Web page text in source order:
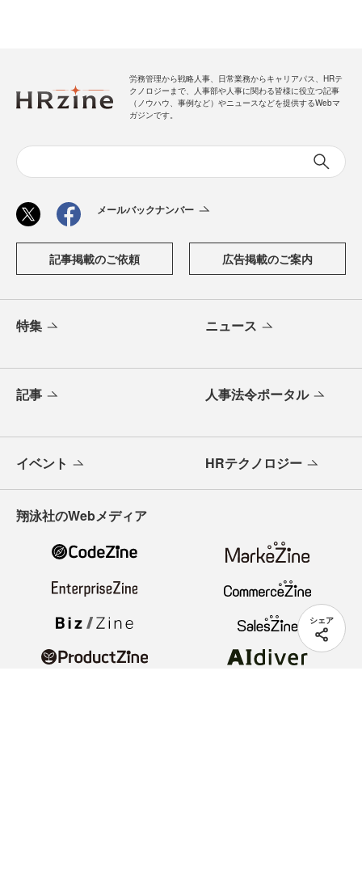
シェア
労務管理から戦略人事、日常業務からキャリアパス、HRテ
クノロジーまで、人事部や人事に関わる皆様に役立つ記事
（ノウハウ、事例など）やニュースなどを提供するWebマ
ガジンです。
メールバックナンバー
記事掲載のご依頼 広告掲載のご案内
特集 ニュース
記事 人事法令ポータル
イベント HRテクノロジー
翔泳社のWebメディア